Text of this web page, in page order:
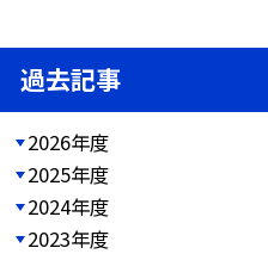
過去記事
2026年度
2025年度
2024年度
2023年度